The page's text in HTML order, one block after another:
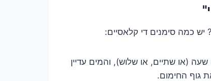
יש כמה סימנים די קלאסיים:
(או שתיים, או שלוש), והמים עדיין
גוף החימום.